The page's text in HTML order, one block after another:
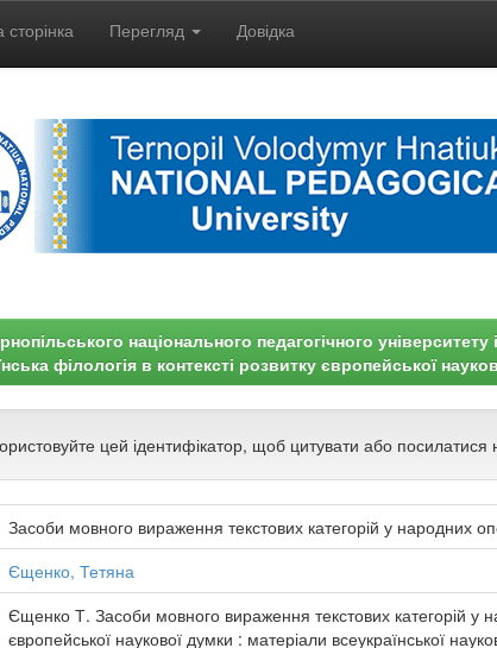
Перегляд Довідка
національного педагогічного
філологія в контексті розвитку європейської
цей ідентифікатор, щоб цитувати або посилатися
Засоби мовного вираження текстових категорій у народних
Єщенко, Тетяна
Єщенко Т. Засоби мовного вираження текстових категорій у
європейської наукової думки : матеріали всеукраїнської